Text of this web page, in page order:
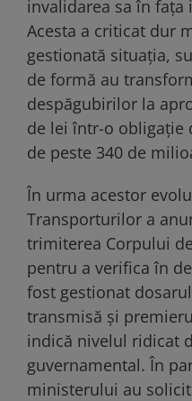
invalidarea sa în
Acesta a criticat dur
gestionată situația,
de formă au
despăgubirilor la
de lei într-o obligație
de peste 340 de
În urma acestor
Transporturilor a
trimiterea Corpului
pentru a verifica în
fost gestionat
transmisă și
indică nivelul ridicat
guvernamental. În
ministerului au